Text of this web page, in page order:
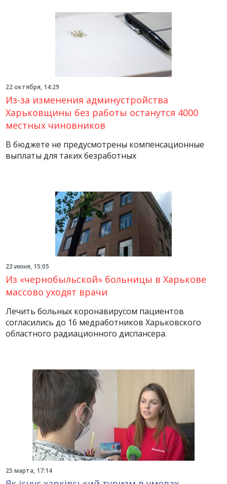
22 октября, 14:29
Из-за изменения админустройства
Харьковщины без работы останутся 4000
местных чиновников
В бюджете не предусмотрены компенсационные
выплаты для таких безработных
23 июня, 15:05
Из «чернобыльской» больницы в Харькове
массово уходят врачи
Лечить больных коронавирусом пациентов
согласились до 16 медработников Харьковского
областного радиационного диспансера.
25 марта, 17:14